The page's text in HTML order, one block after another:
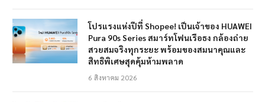
โปรแรงแห่งปีที่ Shopee! เป็นเจ้าของ HUAWEI
Pura 90s Series สมาร์ทโฟนเรือธง กล้องถ่าย
สวยสมจริงทุกระยะ พร้อมของสมนาคุณและ
สิทธิพิเศษสุดคุ้มห้ามพลาด
6 สิงหาคม 2026